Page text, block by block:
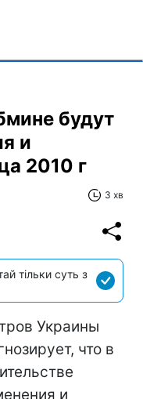
будут
и
2010 г
3 хв
тільки суть з
Украины
что в
и